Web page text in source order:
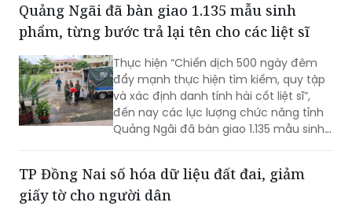
hoàn toàn.
Quảng Ngãi đã bàn giao 1.135 mẫu sinh
phẩm, từng bước trả lại tên cho các liệt sĩ
Thực hiện “Chiến dịch 500 ngày đêm
đẩy mạnh thực hiện tìm kiếm, quy tập
và xác định danh tính hài cốt liệt sĩ”,
đến nay các lực lượng chức năng tỉnh
Quảng Ngãi đã bàn giao 1.135 mẫu sinh
ADN, từng bước trả lại tên cho các liệt
sĩ.
TP Đồng Nai số hóa dữ liệu đất đai, giảm
giấy tờ cho người dân